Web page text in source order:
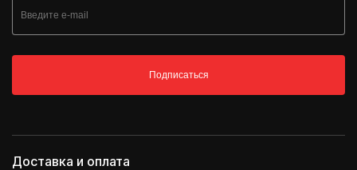
Подписаться
Доставка и оплата